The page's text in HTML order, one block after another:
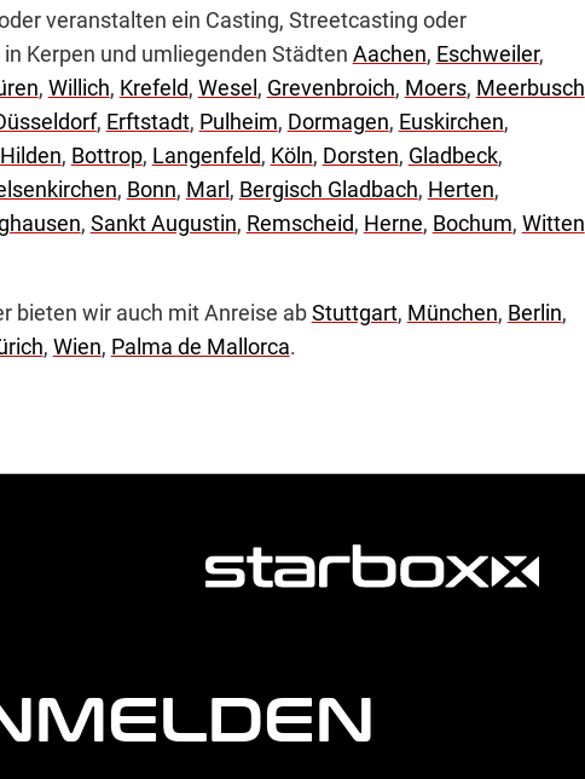
veranstalten ein Casting, Streetcasting oder
Kerpen und umliegenden Städten Aachen, Eschweiler,
, Willich, Krefeld, Wesel, Grevenbroich, Moers, Meerbusch
, Erftstadt, Pulheim, Dormagen, Euskirchen,
Hilden, Bottrop, Langenfeld, Köln, Dorsten, Gladbeck,
, Bonn, Marl, Bergisch Gladbach, Herten,
, Sankt Augustin, Remscheid, Herne, Bochum, Witten
bieten wir auch mit Anreise abStuttgart, München, Berlin,
, Wien, Palma de Mallorca.